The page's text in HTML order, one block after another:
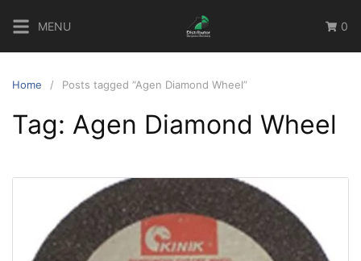
content
MENU 0
Home Posts tagged “Agen Diamond Wheel”
Tag: Agen Diamond Wheel